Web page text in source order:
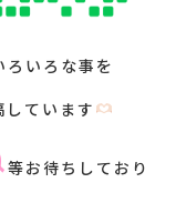
いろな事を
しています
等お待ちしており